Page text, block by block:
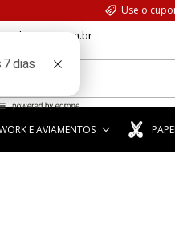
Use o
E AVIAMENTOS